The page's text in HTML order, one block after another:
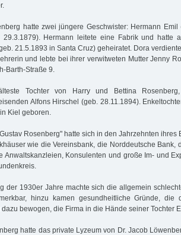
hatte zwei jüngere Geschwister: Hermann
29.3.1879). Hermann leitete eine Fabrik und hatte
21.5.1893 in Santa Cruz) geheiratet. Dora
und lebte bei ihrer verwitweten Mutter Jenny
Barth-Straße 9.
Tochter von Harry und Bettina
Alfons Hirschel (geb. 28.11.1894).
Kiel geboren.
Rosenberg" hatte sich in den Jahrzehnten ihres
wie die Vereinsbank, die Norddeutsche Bank,
Anwaltskanzleien, Konsulenten und große Im- und
der 1930er Jahre machte sich die allgemein
hinzu kamen gesundheitliche Gründe, die
bewogen, die Firma in die Hände seiner Tochter
hatte das private Lyzeum von Dr. Jacob